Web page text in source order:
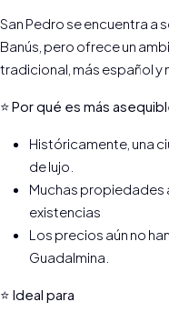
San Pedro se encuentra a
Banús, pero ofrece un
tradicional, más español y
⭐Por qué es más
Históricamente, una
de lujo.
Muchas propiedades
existencias
Los precios aún no
Guadalmina.
⭐ Ideal para